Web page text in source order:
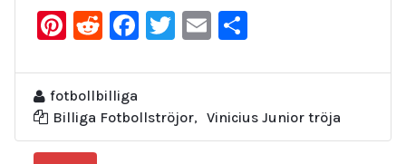
Pinterest
RedditFacebook
Twitter
Email
fotbollbilliga
Billiga Fotbollströjor, Vinicius Junior tröja